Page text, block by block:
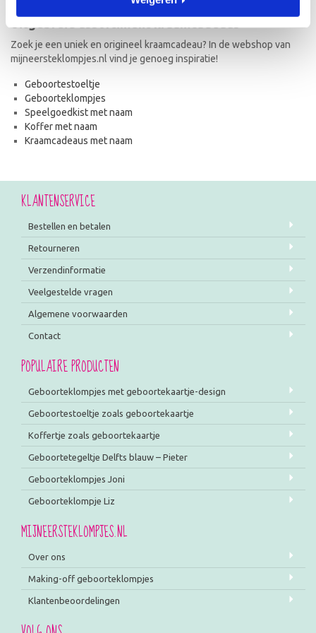
Zoek je een uniek en origineel kraamcadeau? In de webshop van
mijneersteklompjes.nl vind je genoeg inspiratie!
Geboortestoeltje
Geboorteklompjes
Speelgoedkist met naam
Koffer met naam
Kraamcadeaus met naam
KLANTENSERVICE
Bestellen en betalen
Retourneren
Verzendinformatie
Veelgestelde vragen
Algemene voorwaarden
Contact
POPULAIRE PRODUCTEN
Geboorteklompjes met geboortekaartje-design
Geboortestoeltje zoals geboortekaartje
Koffertje zoals geboortekaartje
Geboortetegeltje Delfts blauw – Pieter
Geboorteklompjes Joni
Geboorteklompje Liz
MIJNEERSTEKLOMPJES.NL
Over ons
Making-off geboorteklompjes
Klantenbeoordelingen